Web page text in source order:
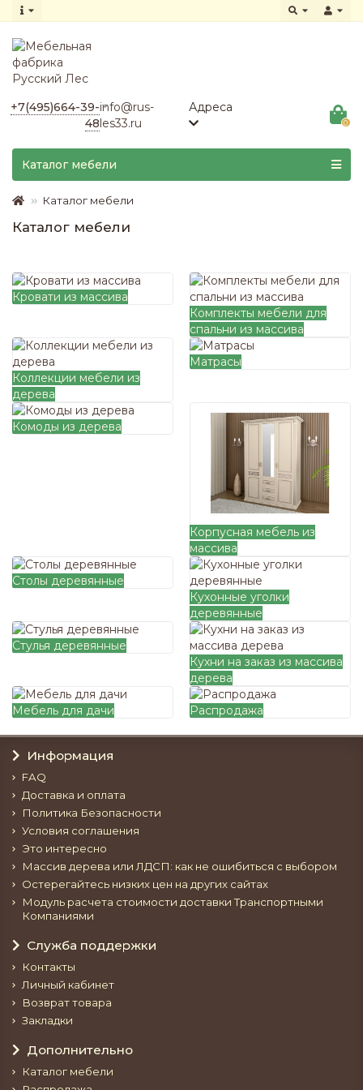
+7(495)664-39-
48
info@rus-
les33.ru
Адреса
0
Каталог мебели
Каталог мебели
Каталог мебели
Кровати из массива
Комплекты мебели для
спальни из массива
Коллекции мебели из
дерева
Матрасы
Комоды из дерева
Корпусная мебель из
массива
Столы деревянные
Кухонные уголки
деревянные
Стулья деревянные
Кухни на заказ из массива
дерева
Мебель для дачи Распродажа
Информация
FAQ
Доставка и оплата
Политика Безопасности
Условия соглашения
Это интересно
Массив дерева или ЛДСП: как не ошибиться с выбором
Остерегайтесь низких цен на других сайтах
Модуль расчета стоимости доставки Транспортными
Компаниями
Служба поддержки
Контакты
Личный кабинет
Возврат товара
Закладки
Дополнительно
Каталог мебели